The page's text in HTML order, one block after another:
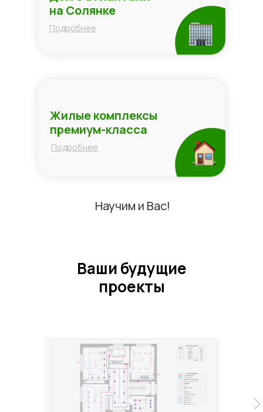
Подробнее
Жилые комплексы
премиум-класса
Научим и Вас!
Подробнее
на Солянке
Ваши будущие
проекты